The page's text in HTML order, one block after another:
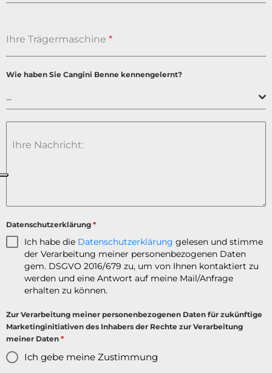
Ihre Trägermaschine *
Wie haben Sie Cangini Benne kennengelernt?
...
Ihre Nachricht:
Datenschutzerklärung *
Ich habe die Datenschutzerklärung gelesen und stimme
der Verarbeitung meiner personenbezogenen Daten
gem. DSGVO 2016/679 zu, um von Ihnen kontaktiert zu
werden und eine Antwort auf meine Mail/Anfrage
erhalten zu können.
Zur Verarbeitung meiner personenbezogenen Daten für zukünftige
Marketinginitiativen des Inhabers der Rechte zur Verarbeitung
meiner Daten *
Ich gebe meine Zustimmung